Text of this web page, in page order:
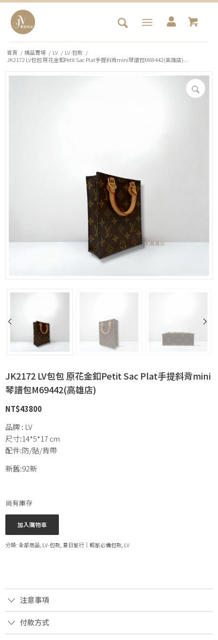
首頁 / 精品賣場 / LV / LV-包款 /
JK2172 LV包包 原花金釦Petit Sac Plat手提斜背mini琴譜包M69442(高雄店)...
JK2172 LV包包 原花金釦Petit Sac Plat手提斜背mini
琴譜包M69442(高雄店)
NT$43800
品牌 : LV
尺寸:14*5*17 cm
配件:防/貼/背帶
新舊:92新
尚有庫存
加入購物車
分類:全部商品 LV-包款 夏日旅行│輕旅必備包款 LV
注意事項
付款方式